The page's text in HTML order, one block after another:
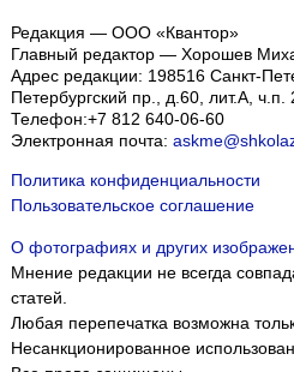
Редакция — ООО «Квантор»
Главный редактор — Хорошев
Адрес редакции: 198516 Санкт-
Петербургский пр., д.60, лит.А,
Телефон:+7 812 640-06-60
Электронная почта:
Политика конфиденциальности
Пользовательское соглашение
О фотографиях и других
Мнение редакции не всегда
статей.
Любая перепечатка возможна
Несанкционированное